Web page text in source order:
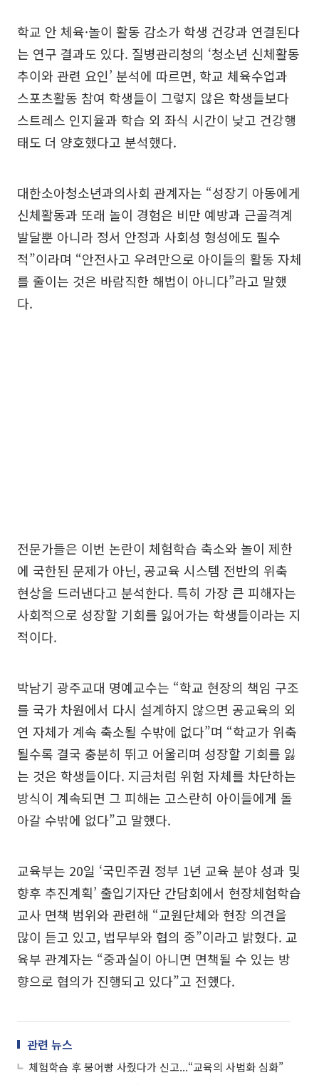
학교 안 체육·놀이 활동 감소가 학생 건강과 연결된다
는 연구 결과도 있다. 질병관리청의 ‘청소년 신체활동
추이와 관련 요인’ 분석에 따르면, 학교 체육수업과
스포츠활동 참여 학생들이 그렇지 않은 학생들보다
스트레스 인지율과 학습 외 좌식 시간이 낮고 건강행
태도 더 양호했다고 분석했다.
대한소아청소년과의사회 관계자는 “성장기 아동에게
신체활동과 또래 놀이 경험은 비만 예방과 근골격계
발달뿐 아니라 정서 안정과 사회성 형성에도 필수
적”이라며 “안전사고 우려만으로 아이들의 활동 자체
를 줄이는 것은 바람직한 해법이 아니다”라고 말했
다.
전문가들은 이번 논란이 체험학습 축소와 놀이 제한
에 국한된 문제가 아닌, 공교육 시스템 전반의 위축
현상을 드러낸다고 분석한다. 특히 가장 큰 피해자는
사회적으로 성장할 기회를 잃어가는 학생들이라는 지
적이다.
박남기 광주교대 명예교수는 “학교 현장의 책임 구조
를 국가 차원에서 다시 설계하지 않으면 공교육의 외
연 자체가 계속 축소될 수밖에 없다”며 “학교가 위축
될수록 결국 충분히 뛰고 어울리며 성장할 기회를 잃
는 것은 학생들이다. 지금처럼 위험 자체를 차단하는
방식이 계속되면 그 피해는 고스란히 아이들에게 돌
아갈 수밖에 없다”고 말했다.
교육부는 20일 ‘국민주권 정부 1년 교육 분야 성과 및
향후 추진계획’ 출입기자단 간담회에서 현장체험학습
교사 면책 범위와 관련해 “교원단체와 현장 의견을
많이 듣고 있고, 법무부와 협의 중”이라고 밝혔다. 교
육부 관계자는 “중과실이 아니면 면책될 수 있는 방
향으로 협의가 진행되고 있다”고 전했다.
관련 뉴스
체험학습 후 붕어빵 사줬다가 신고...“교육의 사법화 심화”